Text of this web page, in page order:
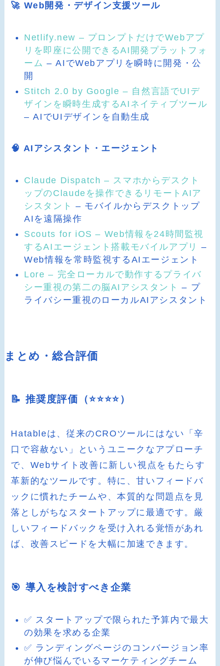
🚀 Web開発・デザイン支援ツール
Netlify.new – プロンプトだけでWebアプ
リを即座に公開できるAI開発プラットフォ
ーム – AIでWebアプリを瞬時に開発・公
開
Stitch 2.0 by Google – 自然言語でUIデ
ザインを瞬時生成するAIネイティブツール
– AIでUIデザインを自動生成
🧠 AIアシスタント・エージェント
Claude Dispatch – スマホからデスクト
ップのClaudeを操作できるリモートAIア
シスタント – モバイルからデスクトップ
AIを遠隔操作
Scouts for iOS – Web情報を24時間監視
するAIエージェント搭載モバイルアプリ
–
Web情報を常時監視するAIエージェント
Lore – 完全ローカルで動作するプライバ
シー重視の第二の脳AIアシスタント – プ
ライバシー重視のローカルAIアシスタント
まとめ・総合評価
📝 推奨度評価（⭐️⭐️⭐️⭐️）
Hatableは、従来のCROツールにはない「辛
口で容赦ない」というユニークなアプローチ
で、Webサイト改善に新しい視点をもたらす
革新的なツールです。特に、甘いフィードバ
ックに慣れたチームや、本質的な問題点を見
落としがちなスタートアップに最適です。厳
しいフィードバックを受け入れる覚悟があれ
ば、改善スピードを大幅に加速できます。
🎯 導入を検討すべき企業
✅ スタートアップで限られた予算内で最大
の効果を求める企業
✅ ランディングページのコンバージョン率
が伸び悩んでいるマーケティングチーム